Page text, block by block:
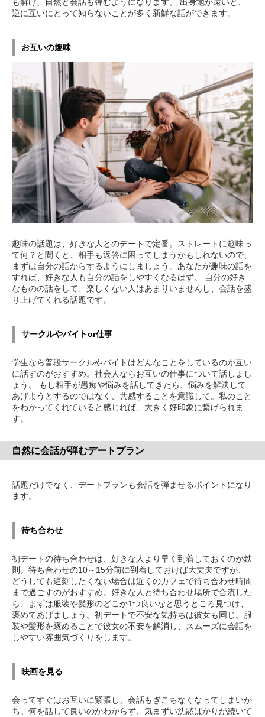
逆に互いにとって知らないことが多く新鮮な話ができます。
お互いの趣味
趣味の話題は、好きな人とのデートで定番。ストレートに趣味っ
て何？と聞くと、相手も返答に困ってしまうかもしれないので、
まずは自分の話からするようにしましょう。あなたが趣味の話を
すれば、好きな人も自分の話をしやすくなるはず。 自分の好き
なものの話をして、楽しくない人はあまりいませんし、会話を盛
り上げてくれる話題です。
サークルやバイトor仕事
学生なら普段サークルやバイトはどんなことをしているのか互い
に話すのがおすすめ。社会人ならお互いの仕事について話しまし
ょう。 もし相手が愚痴や悩みを話してきたら、悩みを解決して
あげようとするのではなく、共感することを意識して。私のこと
をわかってくれていると感じれば、大きく好印象に繋げられま
す。
自然に会話が弾むデートプラン
話題だけでなく、デートプランも会話を弾ませるポイントになり
ます。
待ち合わせ
初デートの待ち合わせは、好きな人より早く到着しておくのが鉄
則。待ち合わせの10～15分前に到着しておけば大丈夫ですが、
どうしても遅刻したくない場合は近くのカフェで待ち合わせ時間
まで過ごすのがおすすめ。好きな人と待ち合わせ場所で合流した
ら、まずは服装や髪形のどこか1つ良いなと思うところ見つけ、
褒めてあげましょう。初デートで不安な気持ちは彼女も同じ。服
装や髪形を褒めることで彼女の不安を解消し、スムーズに会話を
しやすい雰囲気づくりをします。
映画を見る
会ってすぐはお互いに緊張し、会話もぎこちなくなってしまいが
ち。何を話して良いのかわからず、気まずい沈黙ばかりが続いて